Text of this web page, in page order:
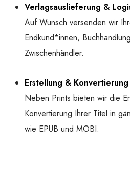
Verlagsauslieferung &
Auf Wunsch versenden wir
Endkund*innen,
Zwischenhändler.
Erstellung & Konvertierung
Neben Prints bieten wir die
Konvertierung Ihrer Titel in
wie EPUB und MOBI.